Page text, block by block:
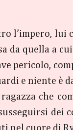
l’impero, lui
da quella a
pericolo,
e niente è
che
dei